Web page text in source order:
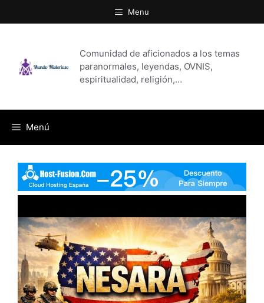
al
Menu
Comunidad de aficionados a los temas
paranormales, leyendas, OVNIS,
espiritualidad, religión,…
Menú